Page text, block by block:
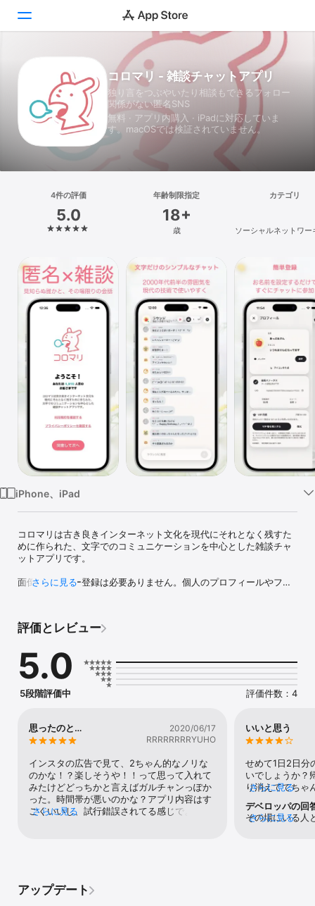
Today
ゲーム
アプリ
検索
プラットフォーム
iPhone
Mac
Vision
TV
コロマリ - 雑談チャットアプリ
独り言をつぶやいたり相談もできるフォロー
関係がない匿名SNS
無料 · アプリ内購入 · iPadに対応していま
す。macOSでは検証されていません。
4件の評価
5.0
年齢制限指定
18+
歳
カテゴリ
ソーシャルネットワー
iPhone、iPad
コロマリは古き良きインターネット文化を現代にそれとなく残すた
めに作られた、文字でのコミュニケーションを中心とした雑談チャ
ットアプリです。
面倒なユーザー登録は必要ありません。個人のプロフィールやフォ
昔ながらの言い方ならハンドルネーム（お名前）を設定するだけ
それぞれの投稿をタップすると返事を送ることができますが、一対
一のトークルームでは無いので、返事を強要される圧迫感もありま
せん。みんなで楽しくワイワイ喋る感じで、たまにはスルーされる
ことにもめげずに会話をお楽しみください。
勧誘や誹謗中傷、出会いを求める投稿以外ならば自由に使っていた
だいて構いません。匿名だからこそ、他愛ない会話を楽しめること
れずにご利用していただければ幸いです。
利用規約: https://colomali.jp/#terms
プライバシーポリシー: https://colomali.jp/#privacy
さらに見る
評価とレビュー
5.0
5段階評価中 評価件数：4
思ったのと…
2020/06/17
RRRRRRRRYUHO
インスタの広告で見て、2ちゃん的なノリな
のかな！？楽しそうや！！って思って入れて
みたけどどっちかと言えばガルチャンっぽか
った。時間帯が悪いのかな？アプリ内容はす
ごくいいし、試行錯誤されてる感じでよかっ
さらに見る
いいと思う
せめて1日2日分
いでしょうか？
り消えててちゃ
さらに見る
デベロッパの回
その場にいる人
さらに見る
アップデート